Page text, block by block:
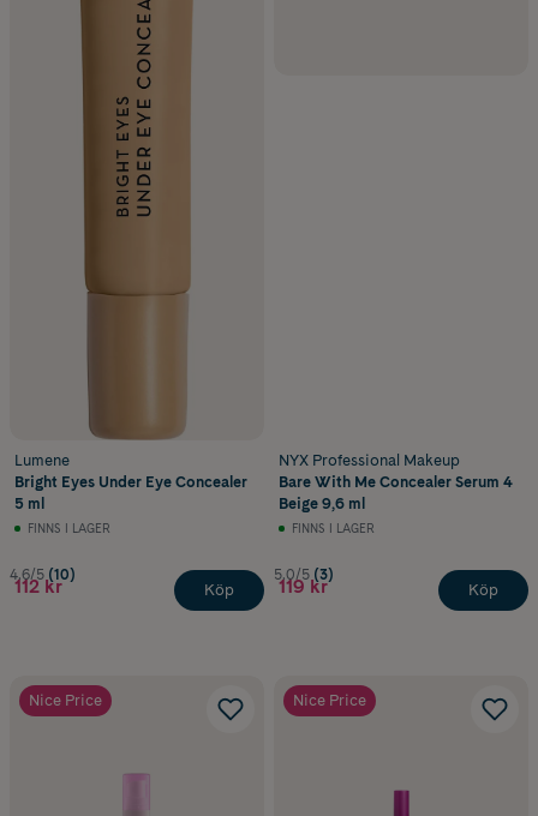
Lumene
Bright Eyes Under Eye Concealer
5 ml
FINNS I LAGER
4.6/5 (10)
112 kr Köp
NYX Professional Makeup
Bare With Me Concealer Serum 4
Beige 9,6 ml
FINNS I LAGER
5.0/5 (3)
119 kr Köp
Nice Price Nice Price